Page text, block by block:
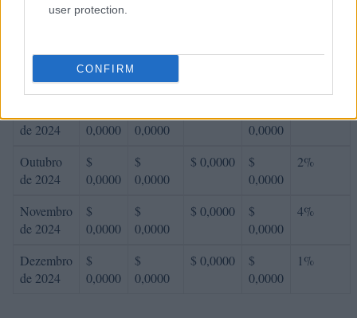
user protection.
CONFIRM
Julho de
$
2024
$
0,0000
0,0000
de 2024
0,0000
0,0000
0,0000
Outubro
de 2024
$
0,0000
$
0,0000
$ 0,0000
$
0,0000
2%
Novembro
de 2024
$
0,0000
$
0,0000
$ 0,0000
$
0,0000
4%
Dezembro
de 2024
$
0,0000
$
0,0000
$ 0,0000
$
0,0000
1%